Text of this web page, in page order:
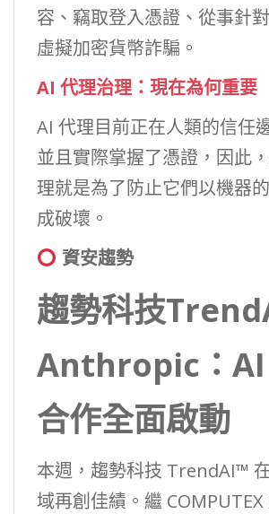
容、竊取登入憑證、從事針
虛擬加密貨幣詐騙。
AI 代理治理：現在為何重要
AI 代理目前正在人類的信任
並且實際掌握了憑證，因此
理就是為了防止它們以機器
成破壞。
資安趨勢
趨勢科技
Anthropic：AI
合作全面啟動
本週，趨勢科技 TrendAI™
域再創佳績。繼